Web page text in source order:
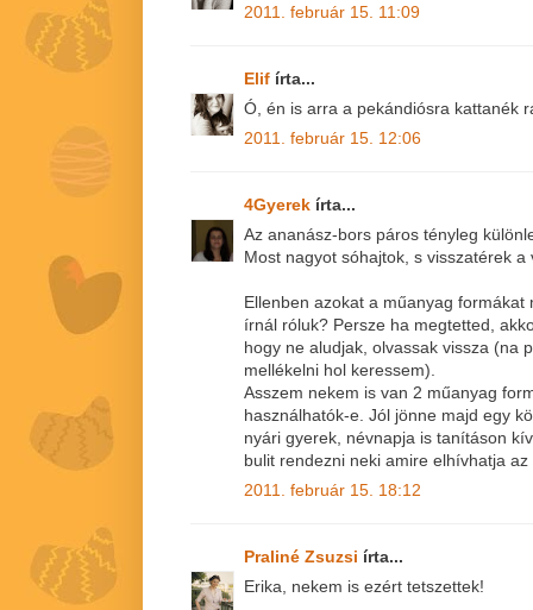
2011. február 15. 11:09
Elif írta...
Ó, én is arra a pekándiósra kattanék
2011. február 15. 12:06
4Gyerek írta...
Az ananász-bors páros tényleg
Most nagyot sóhajtok, s visszatérek a
Ellenben azokat a műanyag
írnál róluk? Persze ha megtetted,
hogy ne aludjak, olvassak vissza (na
mellékelni hol keressem).
Asszem nekem is van 2 műanyag
használhatók-e. Jól jönne majd egy
nyári gyerek, névnapja is tanításon
bulit rendezni neki amire elhívhatja
2011. február 15. 18:12
Praliné Zsuzsi írta...
Erika, nekem is ezért tetszettek!